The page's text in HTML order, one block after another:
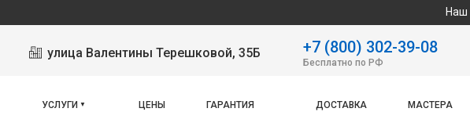
Наш сервисный
улица Валентины Терешковой, 35Б +7 (800) 302-39-08
Бесплатно по РФ
УСЛУГИ ЦЕНЫ ГАРАНТИЯ ДОСТАВКА МАСТЕРА